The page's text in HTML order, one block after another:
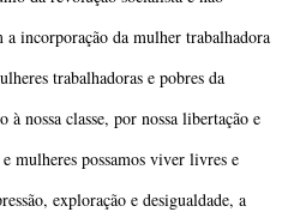
a incorporação da mulher trabalhadora
trabalhadoras e pobres da
nossa classe, por nossa libertação e
mulheres possamos viver livres e
exploração e desigualdade, a